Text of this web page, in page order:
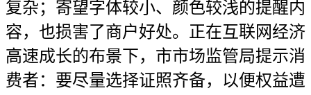
复杂；寄望字体较小、颜色较浅的提醒内
容，也损害了商户好处。正在互联网经济
高速成长的布景下，市市场监管局提示消
费者：要尽量选择证照齐备，以便权益遭